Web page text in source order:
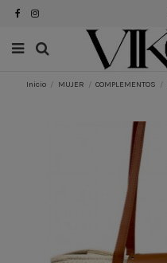
Inicio MUJER COMPLEMENTOS